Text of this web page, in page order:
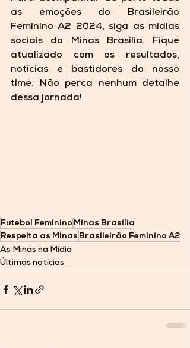
as emoções do Brasileirão
Feminino A2 2024, siga as mídias
sociais do Minas Brasília. Fique
atualizado com os resultados,
notícias e bastidores do nosso
time. Não perca nenhum detalhe
dessa jornada!
Futebol Feminino Minas Brasília
Respeita as Minas Brasileirão Feminino A2
As Minas na Mídia
Últimas notícias